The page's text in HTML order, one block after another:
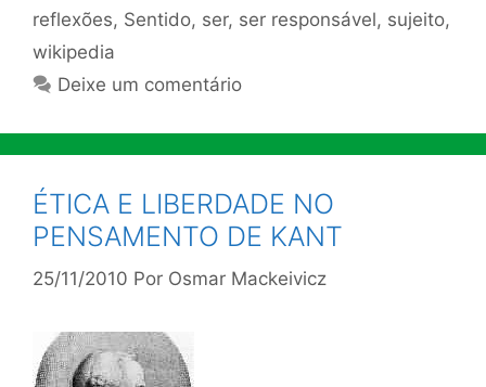
reflexões, Sentido, ser, ser responsável, sujeito,
wikipedia
Deixe um comentário
ÉTICA E LIBERDADE NO
PENSAMENTO DE KANT
25/11/2010 Por Osmar Mackeivicz